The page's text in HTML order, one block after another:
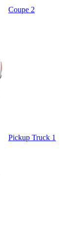
Coupe 2
Pickup Truck 1